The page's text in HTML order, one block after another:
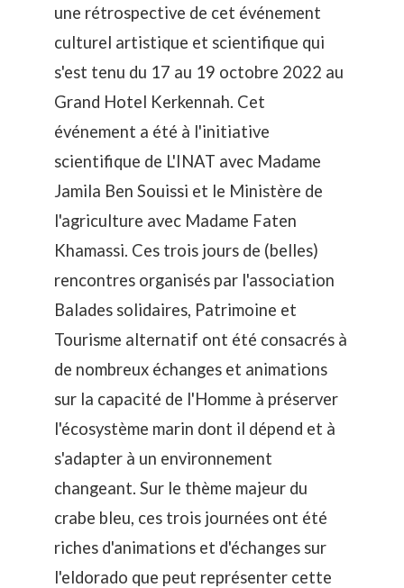
une rétrospective de cet événement
culturel artistique et scientifique qui
s'est tenu du 17 au 19 octobre 2022 au
Grand Hotel Kerkennah. Cet
événement a été à l'initiative
scientifique de L'INAT avec Madame
Jamila Ben Souissi et le Ministère de
l'agriculture avec Madame Faten
Khamassi. Ces trois jours de (belles)
rencontres organisés par l'association
Balades solidaires, Patrimoine et
Tourisme alternatif ont été consacrés à
de nombreux échanges et animations
sur la capacité de l'Homme à préserver
l'écosystème marin dont il dépend et à
s'adapter à un environnement
changeant. Sur le thème majeur du
crabe bleu, ces trois journées ont été
riches d'animations et d'échanges sur
l'eldorado que peut représenter cette